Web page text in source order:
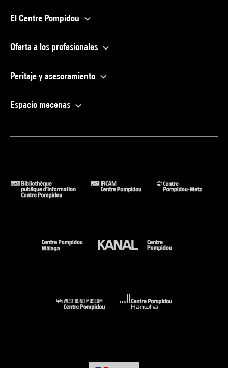
El Centre Pompidou
Oferta a los profesionales
Peritaje y asesoramiento
Espacio mecenas